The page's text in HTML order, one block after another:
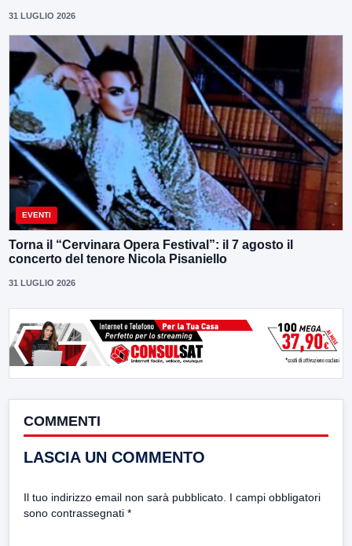
31 LUGLIO 2026
EVENTI
Torna il “Cervinara Opera Festival”: il 7 agosto il
concerto del tenore Nicola Pisaniello
31 LUGLIO 2026
COMMENTI
LASCIA UN COMMENTO
Il tuo indirizzo email non sarà pubblicato. I campi obbligatori
sono contrassegnati *